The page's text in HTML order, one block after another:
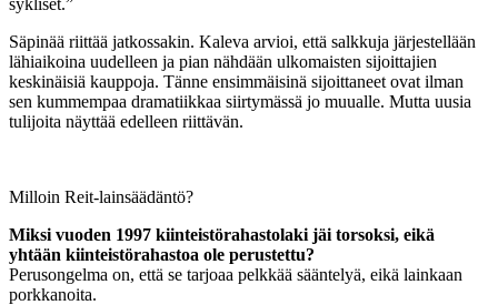
Säpinää riittää jatkossakin. Kaleva arvioi, että salkkuja järjestellään
lähiaikoina uudelleen ja pian nähdään ulkomaisten sijoittajien
keskinäisiä kauppoja. Tänne ensimmäisinä sijoittaneet ovat ilman
sen kummempaa dramatiikkaa siirtymässä jo muualle. Mutta uusia
tulijoita näyttää edelleen riittävän.
Milloin Reit-lainsäädäntö?
Miksi vuoden 1997 kiinteistörahastolaki jäi torsoksi, eikä
yhtään kiinteistörahastoa ole perustettu?
Perusongelma on, että se tarjoaa pelkkää sääntelyä, eikä lainkaan
porkkanoita.